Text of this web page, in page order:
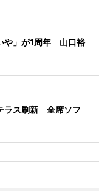
や」が1周年 山口裕
ラス刷新 全席ソフ